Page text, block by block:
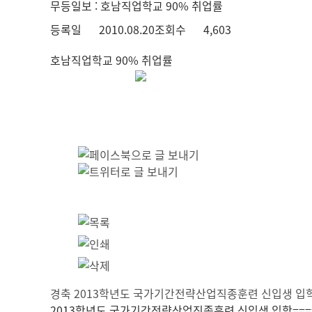
무등일보 : 호남직업학교 90% 취업률
등록일
2010.08.20조회수
4,603
호남직업학교 90% 취업률
경축 2013학년도 국가기간전략산업직종훈련 신입생 입